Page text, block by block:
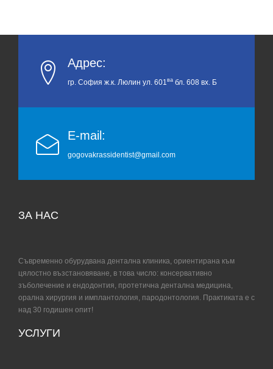
Адрес:
гр. София ж.к. Люлин ул. 601ва бл. 608 вх. Б
E-mail:
gogovakrassidentist@gmail.com
ЗА НАС
Съвременно обурудвана дентална клиника, ориентирана към
цялостно възстановяване, в това число: консервативно
зъболечение и ендодонтия, протетична дентална медицина,
орална хирургия и имплантология, пародонтология. Практиката е с
над 30 годишен опит!
УСЛУГИ